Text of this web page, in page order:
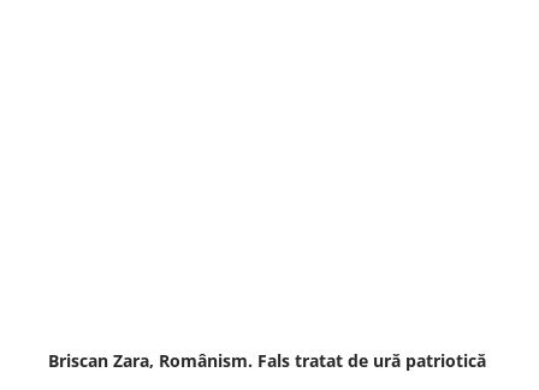
Briscan Zara, Românism. Fals tratat de ură patriotică